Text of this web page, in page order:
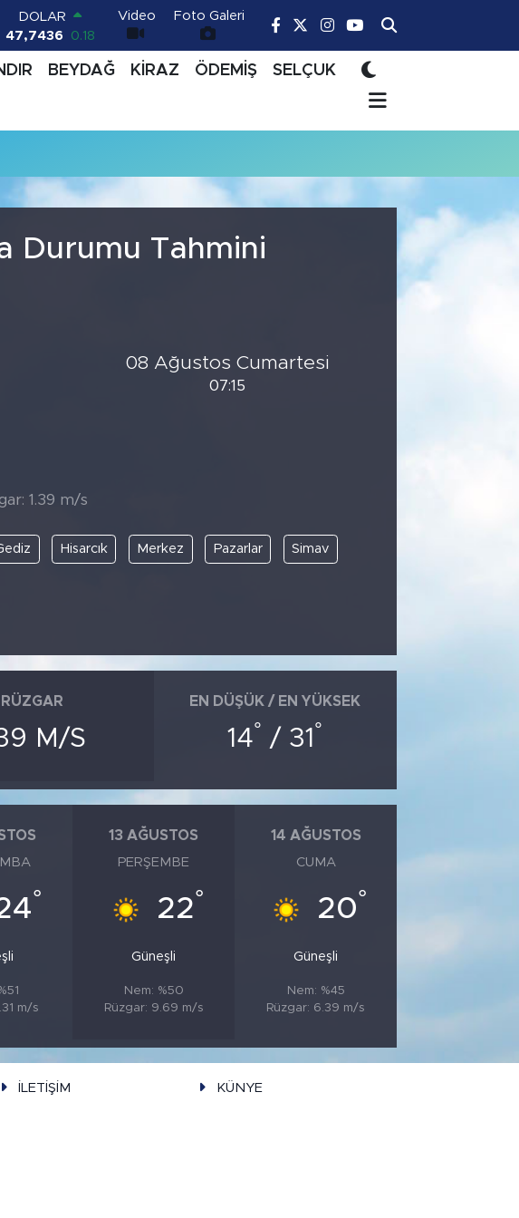
DOLAR
47,7436
0.18
EURO
55,2510 0.32
GRAM ALTIN
13.779
-14
BITCOIN
Video Foto Galeri
BEYDAĞ KİRAZ ÖDEMİŞ SELÇUK
Durumu Tahmini
08 Ağustos Cumartesi
07:15
1.39 m/s
Hisarcık Merkez Pazarlar Simav
RÜZGAR
M/S
EN DÜŞÜK / EN YÜKSEK
14° / 31 °
°
m/s
13 AĞUSTOS
PERŞEMBE
22°
Güneşli
Nem: %50
Rüzgar: 9.69 m/s
14 AĞUSTOS
CUMA
20°
Güneşli
Nem: %45
Rüzgar: 6.39 m/s
İLETİŞİM KÜNYE